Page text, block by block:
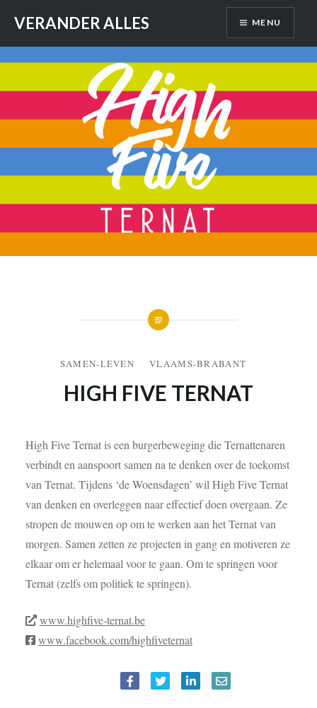
content
VERANDER ALLES MENU
SAMEN-LEVEN VLAAMS-BRABANT
HIGH FIVE TERNAT
High Five Ternat is een burgerbeweging die Ternattenaren
verbindt en aanspoort samen na te denken over de toekomst
van Ternat. Tijdens ‘de Woensdagen’ wil High Five Ternat
van denken en overleggen naar effectief doen overgaan. Ze
stropen de mouwen op om te werken aan het Ternat van
morgen. Samen zetten ze projecten in gang en motiveren ze
elkaar om er helemaal voor te gaan. Om te springen voor
Ternat (zelfs om politiek te springen).
www.highfive-ternat.be
www.facebook.com/highfiveternat